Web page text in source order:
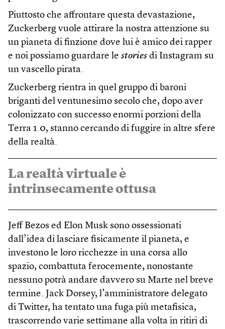
Piuttosto che affrontare questa devastazione,
Zuckerberg vuole attirare la nostra attenzione su
un pianeta di finzione dove lui è amico dei rapper
e noi possiamo guardare le stories di Instagram su
un vascello pirata.
Zuckerberg rientra in quel gruppo di baroni
briganti del ventunesimo secolo che, dopo aver
colonizzato con successo enormi porzioni della
Terra 1.0, stanno cercando di fuggire in altre sfere
della realtà.
La realtà virtuale è
intrinsecamente ottusa
Jeff Bezos ed Elon Musk sono ossessionati
dall’idea di lasciare fisicamente il pianeta, e
investono le loro ricchezze in una corsa allo
spazio, combattuta ferocemente, nonostante
nessuno potrà andare davvero su Marte nel breve
termine. Jack Dorsey, l’amministratore delegato
di Twitter, ha tentato una fuga più metafisica,
trascorrendo varie settimane alla volta in ritiri di